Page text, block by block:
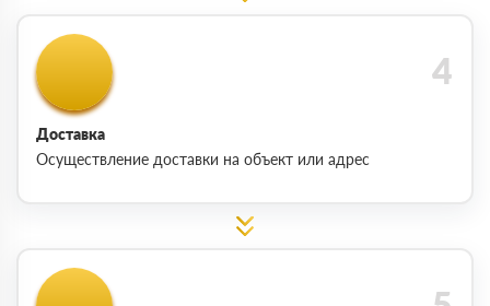
Доставка
Осуществление доставки на объект или адрес